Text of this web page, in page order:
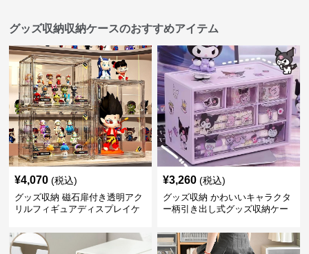
グッズ収納収納ケースのおすすめアイテム
¥4,070 (税込)
グッズ収納 磁石扉付き透明アク
リルフィギュアディスプレイケ
¥3,260 (税込)
グッズ収納 かわいいキャラクタ
ー柄引き出し式グッズ収納ケー